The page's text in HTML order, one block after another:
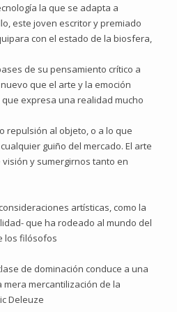
la que se adapta a
este joven escritor y premiado
con el estado de la biosfera,
de su pensamiento crítico a
que el arte y la emoción
expresa una realidad mucho
repulsión al objeto, o a lo que
guiño del mercado. El arte
y sumergirnos tanto en
artísticas, como la
que ha rodeado al mundo del
los filósofos
de dominación conduce a una
mercantilización de la
Deleuze